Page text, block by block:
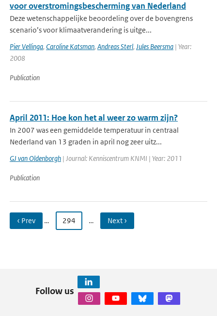
voor overstromingsbescherming van Nederland
Deze wetenschappelijke beoordeling over de bovengrens
scenario’s voor klimaatverandering is uitge...
Pier Vellinga, Caroline Katsman, Andreas Sterl, Jules Beersma | Year:
2008
Publication
April 2011: Hoe kon het al weer zo warm zijn?
In 2007 was een gemiddelde temperatuur in centraal
Nederland van 13 graden in april nog zeer uitz...
GJ van Oldenborgh | Journal: Kenniscentrum KNMI | Year: 2011
Publication
‹ Prev … 294 … Next ›
Follow us